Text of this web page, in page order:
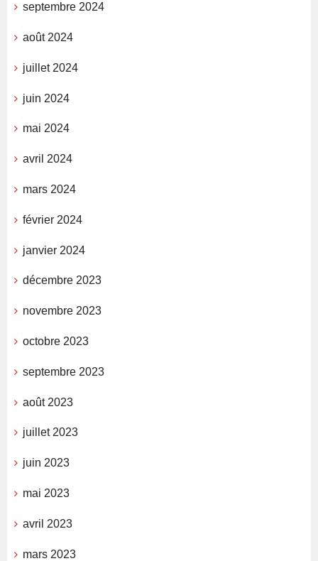
septembre 2024
août 2024
juillet 2024
juin 2024
mai 2024
avril 2024
mars 2024
février 2024
janvier 2024
décembre 2023
novembre 2023
octobre 2023
septembre 2023
août 2023
juillet 2023
juin 2023
mai 2023
avril 2023
mars 2023